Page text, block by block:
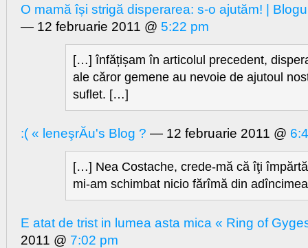
O mamă își strigă disperarea: s-o ajutăm! |
— 12 februarie 2011 @ 5:22 pm
[…] înfățișam în articolul precedent,
ale căror gemene au nevoie de ajutoul
suflet. […]
:( « leneşrĂu's Blog ? — 12 februarie 2011 @
[…] Nea Costache, crede-mă că îţi
mi-am schimbat nicio fărîmă din
E atat de trist in lumea asta mica « Ring of
2011 @ 7:02 pm